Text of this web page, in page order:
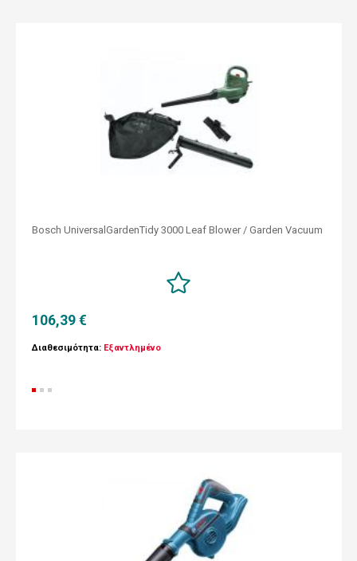
Bosch UniversalGardenTidy 3000 Leaf Blower / Garden Vacuum
106,39 €
Διαθεσιμότητα: Εξαντλημένο